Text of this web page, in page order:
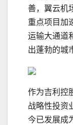
善，翼云机
重点项目加
运输大通道
出蓬勃的城
作为吉利控
战略性投资
今已发展成